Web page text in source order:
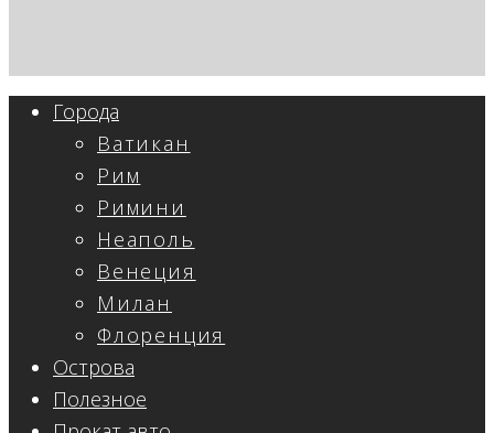
Города
Ватикан
Рим
Римини
Неаполь
Венеция
Милан
Флоренция
Острова
Полезное